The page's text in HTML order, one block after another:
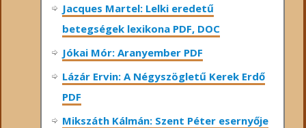
Jacques Martel: Lelki eredetű
betegségek lexikona PDF, DOC
Jókai Mór: Aranyember PDF
Lázár Ervin: A Négyszögletű Kerek Erdő
PDF
Mikszáth Kálmán: Szent Péter esernyője